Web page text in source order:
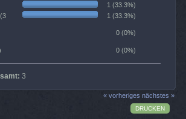
1 (33.3%)
1 (33.3%)
0 (0%)
0 (0%)
3
« vorheriges nächstes »
DRUCKEN